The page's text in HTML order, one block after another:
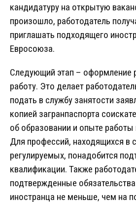
кандидатуру на открытую
произошло, работодатель
приглашать подходящего
Евросоюза.
Следующий этап – оформление
работу. Это делает
подать в службу занятости
копией загранпаспорта
об образовании и опыте
Для профессий, находящихся в
регулируемых, понадобится
квалификации. Также
подтвержденные
иностранца не меньше, чем на